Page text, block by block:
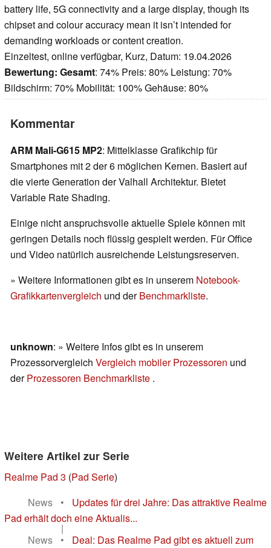
battery life, 5G connectivity and a large display, though its
chipset and colour accuracy mean it isn’t intended for
demanding workloads or content creation.
Einzeltest, online verfügbar, Kurz, Datum: 19.04.2026
Bewertung: Gesamt: 74% Preis: 80% Leistung: 70%
Bildschirm: 70% Mobilität: 100% Gehäuse: 80%
Kommentar
ARM Mali-G615 MP2: Mittelklasse Grafikchip für
Smartphones mit 2 der 6 möglichen Kernen. Basiert auf
die vierte Generation der Valhall Architektur. Bietet
Variable Rate Shading.
Einige nicht anspruchsvolle aktuelle Spiele können mit
geringen Details noch flüssig gespielt werden. Für Office
und Video natürlich ausreichende Leistungsreserven.
» Weitere Informationen gibt es in unserem Notebook-
Grafikkartenvergleich und derBenchmarkliste.
unknown: » Weitere Infos gibt es in unserem
Prozessorvergleich Vergleich mobiler Prozessoren und
derProzessoren Benchmarkliste .
Weitere Artikel zur Serie
Realme Pad 3 (Pad Serie)
News
•
Updates für drei Jahre: Das attraktive Realme
Pad erhält doch eine Aktualis...
|
News
•
Deal: Das Realme Pad gibt es aktuell zum